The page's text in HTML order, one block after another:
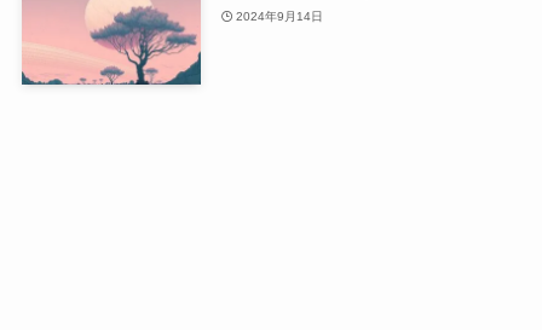
2024年9月14日